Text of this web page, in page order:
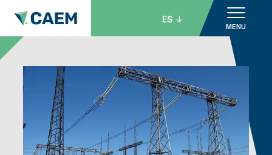
MENU
ES